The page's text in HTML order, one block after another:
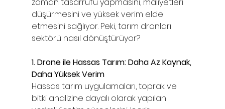
zaman tasarrufu yapmasını, maliyetleri
düşürmesini ve yüksek verim elde
etmesini sağlıyor. Peki, tarım dronları
sektörü nasıl dönüştürüyor?
1. Drone ile Hassas Tarım: Daha Az Kaynak,
Daha Yüksek Verim
Hassas tarım uygulamaları, toprak ve
bitki analizine dayalı olarak yapılan